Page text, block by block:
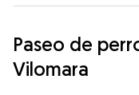
Paseo de
Vilomara